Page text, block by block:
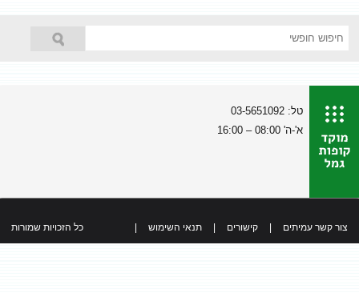
טל: 03-5651092
א'-ה' 08:00 – 16:00
צור קשר עמיתים קישורים תנאי השימוש כל הזכויות שמורות